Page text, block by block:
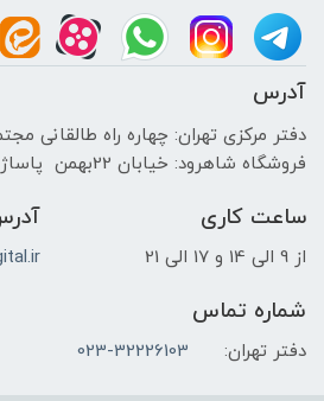
15.6 اینچ
WLED Backlit
دقت صفحه
صفحه نمایش مات
آدرس
دفتر مرکزی تهران: چهاره راه طالقانی مجتمع
فروشگاه شاهرود: خیابان 22بهمن پاساژ صفری پلاک 76 الی 78
ساعت کاری
از 9 الی 14 و 17 الی 21
شماره تماس
دفتر تهران: 023-32226103